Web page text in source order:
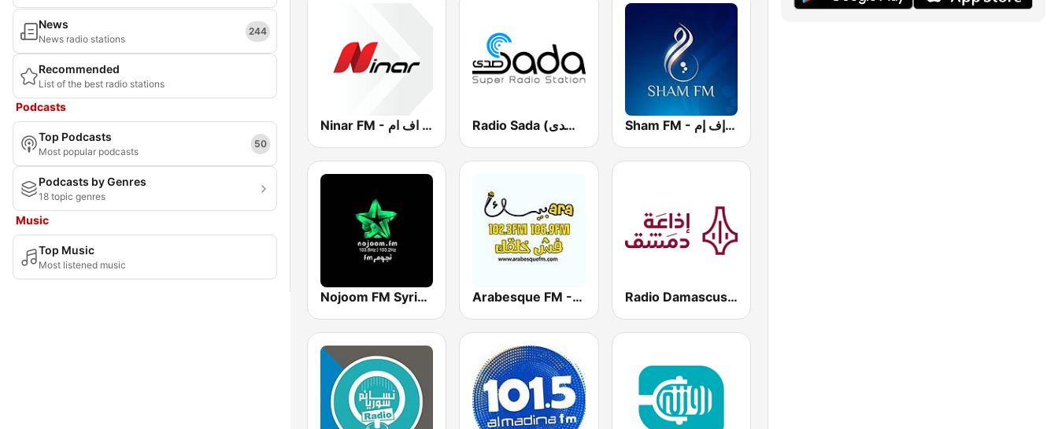
News
News radio stations
244
Recommended
List of the best radio stations
Podcasts
Top Podcasts
Most popular podcasts
50
Podcasts by Genres
18 topic genres
Music
Top Music
Most listened music
Ninar FM - نينار اف ام Radio Sada (راديو صدى) Sham FM - إذاعة شام إف إم
Nojoom FM Syria نجوم اف ام سوريا Arabesque FM - أرابيسك اف ام Radio Damascus - راديو دمشق